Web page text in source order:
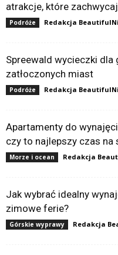
atrakcje, które
Podróże Redakcja
Spreewald wycieczki
zatłoczonych miast
Podróże Redakcja
Apartamenty do
czy to najlepszy czas na
Morze i ocean Redakcja
Jak wybrać idealny
zimowe ferie?
Górskie wyprawy Redakcja